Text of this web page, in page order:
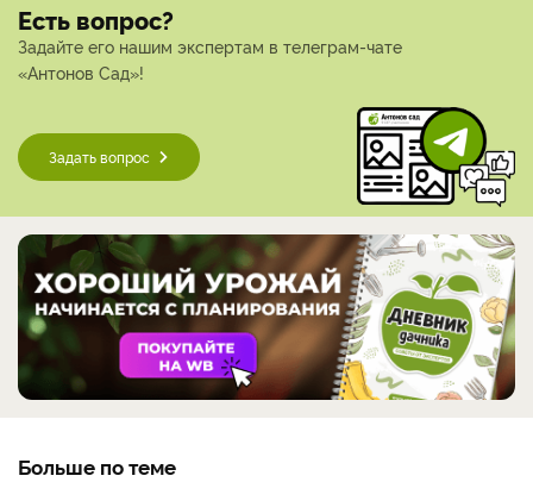
Есть вопрос?
Задайте его нашим экспертам в телеграм-чате
«Антонов Сад»!
Задать вопрос
Больше по теме